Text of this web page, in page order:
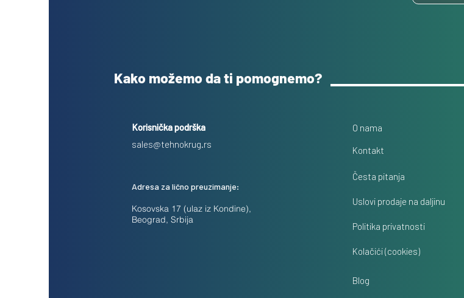
Kako možemo da ti pomognemo?
Korisnička podrška
sales@tehnokrug.rs
Adresa za lično preuzimanje:
Kosovska 17 (ulaz iz Kondine),
Beograd, Srbija
O nama
Kontakt
Česta pitanja
Uslovi prodaje na daljinu
Politika privatnosti
Kolačići (cookies)
Blog